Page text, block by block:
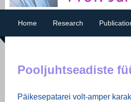
Home Research
Pooljuhtseadiste
Päikesepatarei volt-amper